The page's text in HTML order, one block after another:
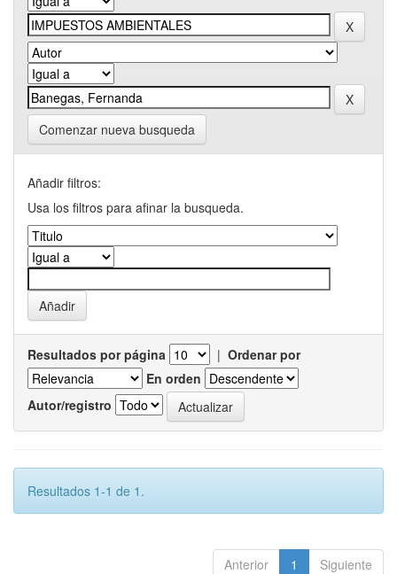
Comenzar nueva busqueda
Añadir filtros:
Usa los filtros para afinar la busqueda.
Resultados por página | Ordenar por
En orden
Autor/registro
Resultados 1-1 de 1.
Anterior 1 Siguiente